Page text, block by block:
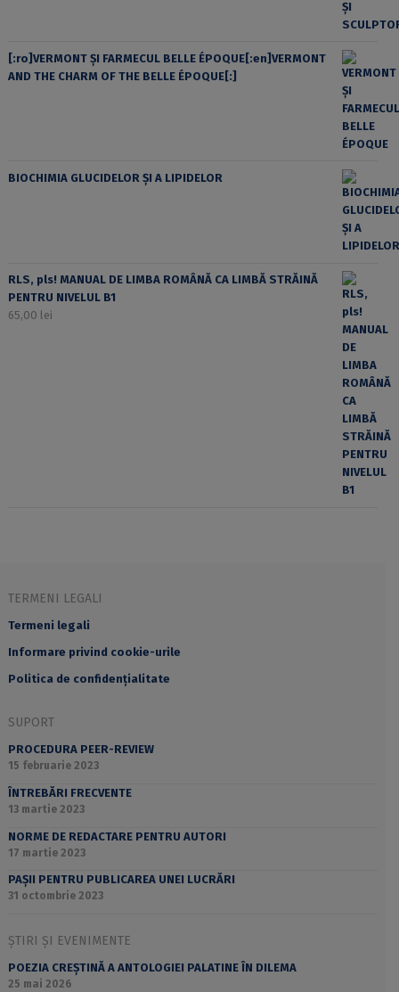
[:ro]VERMONT ȘI FARMECUL BELLE ÉPOQUE[:en]VERMONT
AND THE CHARM OF THE BELLE ÉPOQUE[:]
BIOCHIMIA GLUCIDELOR ȘI A LIPIDELOR
RLS, pls! MANUAL DE LIMBA ROMÂNĂ CA LIMBĂ STRĂINĂ
PENTRU NIVELUL B1
65,00 lei
TERMENI LEGALI
Termeni legali
Informare privind cookie-urile
Politica de confidențialitate
SUPORT
PROCEDURA PEER-REVIEW
15 februarie 2023
ÎNTREBĂRI FRECVENTE
13 martie 2023
NORME DE REDACTARE PENTRU AUTORI
17 martie 2023
PAȘII PENTRU PUBLICAREA UNEI LUCRĂRI
31 octombrie 2023
ȘTIRI ȘI EVENIMENTE
POEZIA CREȘTINĂ A ANTOLOGIEI PALATINE ÎN DILEMA
25 mai 2026